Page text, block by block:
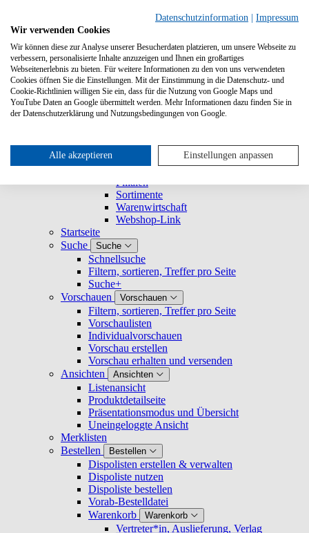
Buchhandlungen Buchhandlungen
Registrieren und Login
Nutzerprofil
Nutzerprofil
Mein Profil
Mein Unternehmen
Mein Unternehmen
Rechtesets
Gruppen
Verbundene Unternehmen
Warengruppen
Filialen
Sortimente
Warenwirtschaft
Webshop-Link
Startseite
Suche
Suche
Schnellsuche
Filtern, sortieren, Treffer pro Seite
Suche+
Vorschauen
Vorschauen
Filtern, sortieren, Treffer pro Seite
Vorschaulisten
Individualvorschauen
Vorschau erstellen
Vorschau erhalten und versenden
Ansichten
Ansichten
Listenansicht
Produktdetailseite
Präsentationsmodus und Übersicht
Uneingeloggte Ansicht
Merklisten
Bestellen
Bestellen
Dispolisten erstellen & verwalten
Dispoliste nutzen
Dispoliste bestellen
Vorab-Bestelldatei
Warenkorb
Warenkorb
Vertreter*in, Auslieferung, Verlag
Datenschutzinformation
Impressum
Wir verwenden Cookies
Wir können diese zur Analyse unserer Besucherdaten platzieren, um unsere Webseite zu
verbessern, personalisierte Inhalte anzuzeigen und Ihnen ein großartiges
Webseitenerlebnis zu bieten. Für weitere Informationen zu den von uns verwendeten
Cookies öffnen Sie die Einstellungen. Mit der Einstimmung in die Datenschutz- und
Cookie-Richtlinien willigen Sie ein, dass für die Nutzung von Google Maps und
YouTube Daten an Google übermittelt werden. Mehr Informationen dazu finden Sie in
der Datenschutzerklärung und Nutzungsbedingungen von Google.
Alle akzeptieren Einstellungen anpassen